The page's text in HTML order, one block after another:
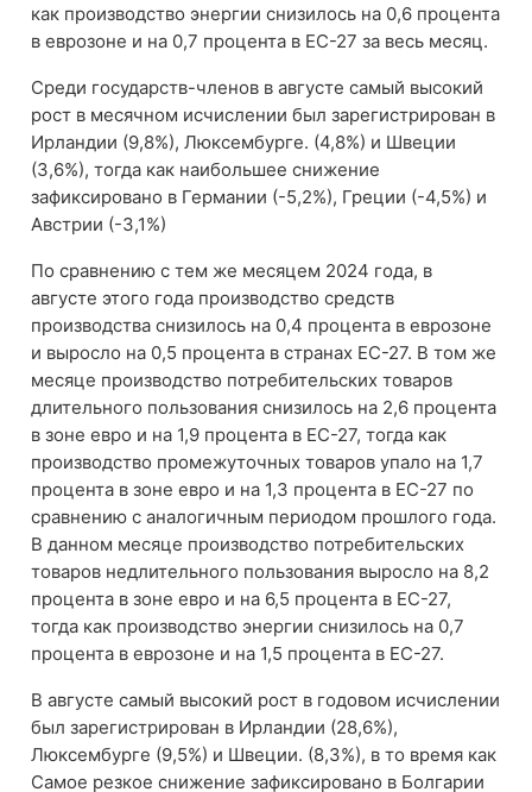
как производство энергии снизилось на 0,6 процента
в еврозоне и на 0,7 процента в ЕС-27 за весь месяц.
Среди государств-членов в августе самый высокий
рост в месячном исчислении был зарегистрирован в
Ирландии (9,8%), Люксембурге. (4,8%) и Швеции
(3,6%), тогда как наибольшее снижение
зафиксировано в Германии (-5,2%), Греции (-4,5%) и
Австрии (-3,1%)
По сравнению с тем же месяцем 2024 года, в
августе этого года производство средств
производства снизилось на 0,4 процента в еврозоне
и выросло на 0,5 процента в странах ЕС-27. В том же
месяце производство потребительских товаров
длительного пользования снизилось на 2,6 процента
в зоне евро и на 1,9 процента в ЕС-27, тогда как
производство промежуточных товаров упало на 1,7
процента в зоне евро и на 1,3 процента в ЕС-27 по
сравнению с аналогичным периодом прошлого года.
В данном месяце производство потребительских
товаров недлительного пользования выросло на 8,2
процента в зоне евро и на 6,5 процента в ЕС-27,
тогда как производство энергии снизилось на 0,7
процента в еврозоне и на 1,5 процента в ЕС-27.
В августе самый высокий рост в годовом исчислении
был зарегистрирован в Ирландии (28,6%),
Люксембурге (9,5%) и Швеции. (8,3%), в то время как
Самое резкое снижение зафиксировано в Болгарии